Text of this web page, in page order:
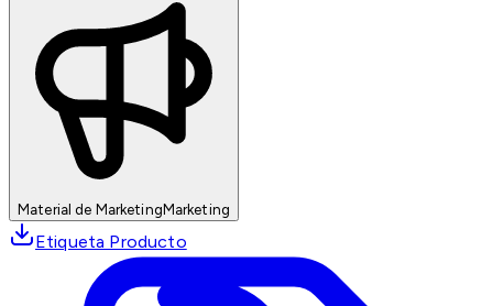
Material de MarketingMarketing
Etiqueta Producto